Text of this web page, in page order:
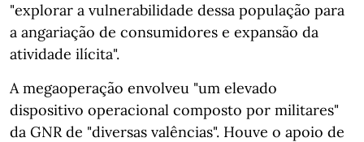
"explorar a vulnerabilidade dessa população para
a angariação de consumidores e expansão da
atividade ilícita".
A megaoperação envolveu "um elevado
dispositivo operacional composto por militares"
da GNR de "diversas valências". Houve o apoio de